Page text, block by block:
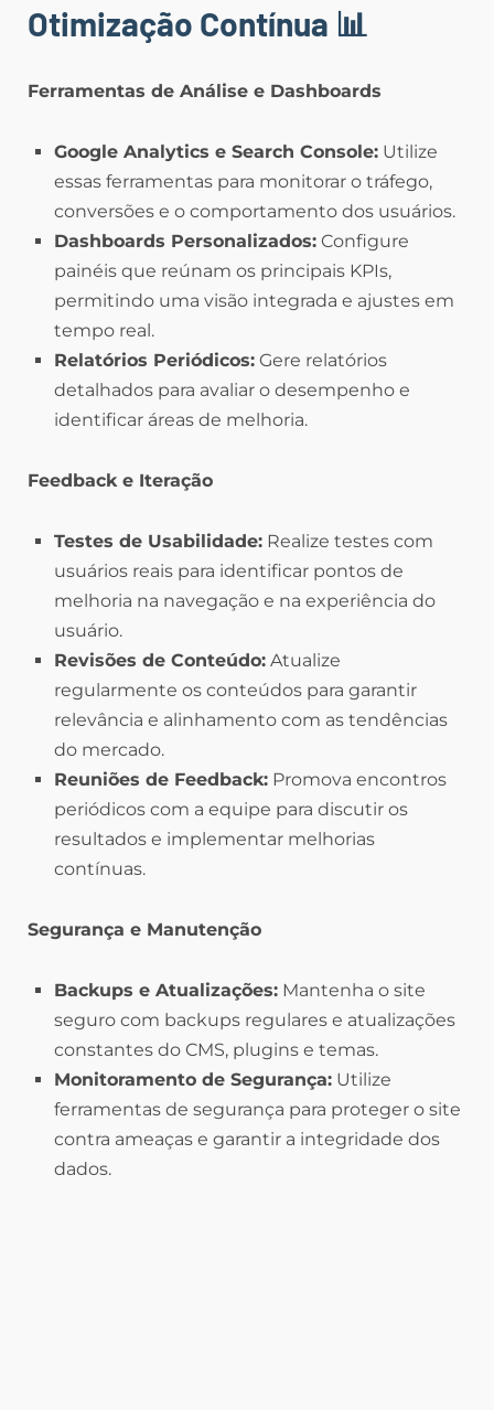
Otimização Contínua 📊
Ferramentas de Análise e Dashboards
Google Analytics e Search Console: Utilize
essas ferramentas para monitorar o tráfego,
conversões e o comportamento dos usuários.
Dashboards Personalizados: Configure
painéis que reúnam os principais KPIs,
permitindo uma visão integrada e ajustes em
tempo real.
Relatórios Periódicos: Gere relatórios
detalhados para avaliar o desempenho e
identificar áreas de melhoria.
Feedback e Iteração
Testes de Usabilidade: Realize testes com
usuários reais para identificar pontos de
melhoria na navegação e na experiência do
usuário.
Revisões de Conteúdo: Atualize
regularmente os conteúdos para garantir
relevância e alinhamento com as tendências
do mercado.
Reuniões de Feedback: Promova encontros
periódicos com a equipe para discutir os
resultados e implementar melhorias
contínuas.
Segurança e Manutenção
Backups e Atualizações: Mantenha o site
seguro com backups regulares e atualizações
constantes do CMS, plugins e temas.
Monitoramento de Segurança: Utilize
ferramentas de segurança para proteger o site
contra ameaças e garantir a integridade dos
dados.